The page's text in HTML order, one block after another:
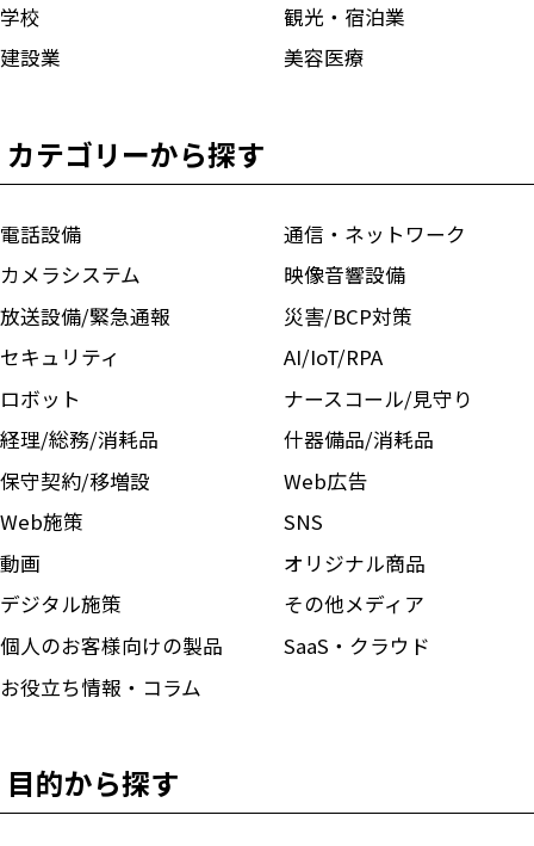
学校
観光・宿泊業
建設業
美容医療
カテゴリーから探す
電話設備
通信・ネットワーク
カメラシステム
映像音響設備
放送設備/緊急通報
災害/BCP対策
セキュリティ
AI/IoT/RPA
ロボット
ナースコール/見守り
経理/総務/消耗品
什器備品/消耗品
保守契約/移増設
Web広告
Web施策
SNS
動画
オリジナル商品
デジタル施策
その他メディア
個人のお客様向けの製品
SaaS・クラウド
お役立ち情報・コラム
目的から探す